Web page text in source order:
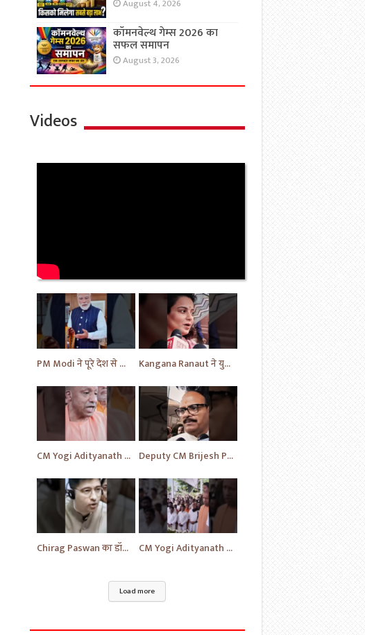
August 4, 2026
कॉमनवेल्थ गेम्स 2026 का
सफल समापन
August 3, 2026
Videos
PM Modi ने पूरे देश से किया आग्रह | Handloom Day | Breaking News | #shorts #yt #news #ytnews Kangana Ranaut ने युवाओं के लिए दिया एक बयान | News Today | #shorts #ytshorts #news #yt
CM Yogi Adityanath का विपक्ष की खोली पोल | News | BJP News | #shorts #yt #news #ytshorts Deputy CM Brijesh Pathak ने दी MP Uma Shankar के लिए की प्रार्थना | Uttar Pradesh News #shorts #yt
Chirag Paswan का डॉक्टरों को लेकर यह सवाल | BJP | BJP News | Parliament | #shorts #ytnewshorts #yt CM Yogi Adityanath ने दी MP Umashankar को श्रद्धांजलि | News in Hindi | News Today | #shorts #yt
Load more